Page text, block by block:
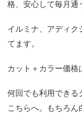
格、安心して毎月通
イルミナ、アディク
てます。
カット＋カラー価格
何回でも利用できる
こちらへ。もちろん